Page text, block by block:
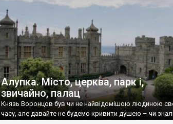
Алупка. Місто, церква, парк і,
звичайно, палац
Князь Воронцов був чи не найвідомішою людиною
часу, але давайте не будемо кривити душею – чи